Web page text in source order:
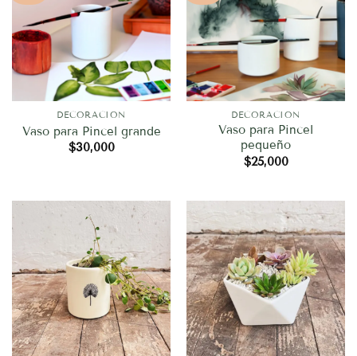
DECORACION
Vaso para Pincel grande
$30,000
DECORACION
Vaso para Pincel
pequeño
$25,000